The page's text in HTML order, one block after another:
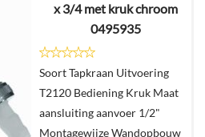
€22,00
In
winkelmand
x 3/4 met kruk chroom
0495935
Soort Tapkraan Uitvoering
T2120 Bediening Kruk Maat
aansluiting aanvoer 1/2"
Montagewijze Wandopbouw